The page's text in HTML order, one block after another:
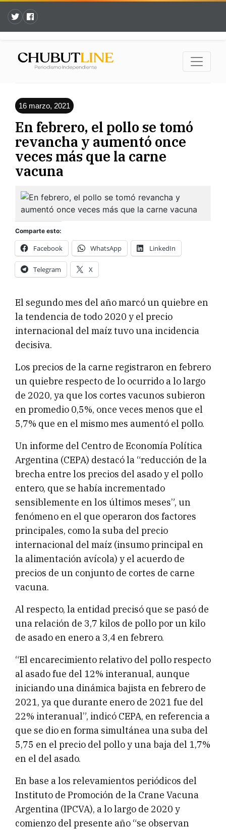
16 marzo, 2021
En febrero, el pollo se tomó
revancha y aumentó once
veces más que la carne
vacuna
Comparte esto:
Facebook WhatsApp LinkedIn
Telegram X
El segundo mes del año marcó un quiebre en
la tendencia de todo 2020 y el precio
internacional del maíz tuvo una incidencia
decisiva.
Los precios de la carne registraron en febrero
un quiebre respecto de lo ocurrido a lo largo
de 2020, ya que los cortes vacunos subieron
en promedio 0,5%, once veces menos que el
5,7% que en el mismo mes aumentó el pollo.
Un informe del Centro de Economía Política
Argentina (CEPA) destacó la “reducción de la
brecha entre los precios del asado y el pollo
entero, que se había incrementado
sensiblemente en los últimos meses”, un
fenómeno en el que operaron dos factores
principales, como la suba del precio
internacional del maíz (insumo principal en
la alimentación avícola) y el acuerdo de
precios de un conjunto de cortes de carne
vacuna.
Al respecto, la entidad precisó que se pasó de
una relación de 3,7 kilos de pollo por un kilo
de asado en enero a 3,4 en febrero.
“El encarecimiento relativo del pollo respecto
al asado fue del 12% interanual, aunque
iniciando una dinámica bajista en febrero de
2021, ya que durante enero de 2021 fue del
22% interanual”, indicó CEPA, en referencia a
que se dio en forma simultánea una suba del
5,75 en el precio del pollo y una baja del 1,7%
en el del asado.
En base a los relevamientos periódicos del
Instituto de Promoción de la Crane Vacuna
Argentina (IPCVA), a lo largo de 2020 y
comienzo del presente año “se observan